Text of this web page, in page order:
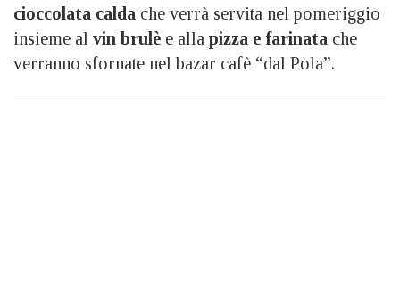
cioccolata calda che verrà servita nel pomeriggio
insieme al vin brulè e alla pizza e farinata che
verranno sfornate nel bazar cafè “dal Pola”.